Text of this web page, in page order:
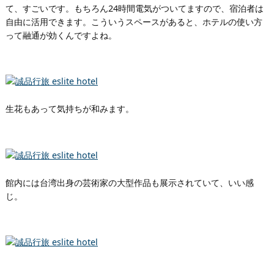
て、すごいです。もちろん24時間電気がついてますので、宿泊者は
自由に活用できます。こういうスペースがあると、ホテルの使い方
って融通が効くんですよね。
生花もあって気持ちが和みます。
館内には台湾出身の芸術家の大型作品も展示されていて、いい感
じ。